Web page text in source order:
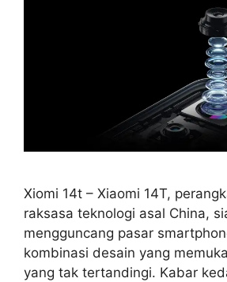
Xiomi 14t – Xiaomi 14T,
raksasa teknologi asal China,
mengguncang pasar
kombinasi desain yang
yang tak tertandingi. Kabar